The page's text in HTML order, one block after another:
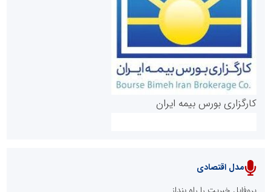
روابط عمومی خبرگزاری گزارش خبر
پایگاه خبری نهضت ملی مسکن
کارگزاری بورس بیمه ایران
مدل اقتصادی